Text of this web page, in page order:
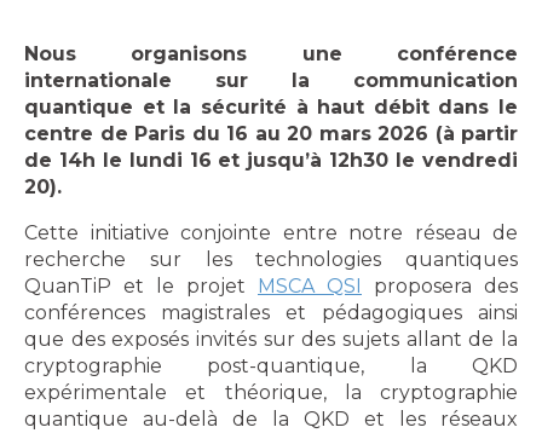
Nous organisons une conférence
internationale sur la communication
quantique et la sécurité à haut débit dans le
centre de Paris du 16 au 20 mars 2026 (à partir
de 14h le lundi 16 et jusqu’à 12h30 le vendredi
20).
Cette initiative conjointe entre notre réseau de
recherche sur les technologies quantiques
QuanTiP et le projet MSCA QSI
proposera des
conférences magistrales et pédagogiques ainsi
que des exposés invités sur des sujets allant de la
cryptographie post-quantique, la QKD
expérimentale et théorique, la cryptographie
quantique au-delà de la QKD et les réseaux